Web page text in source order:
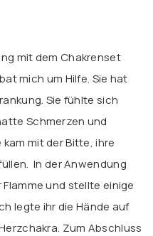
mit dem Chakrenset
mich um Hilfe. Sie hat
Sie fühlte sich
Schmerzen und
kam mit der Bitte, ihre
In der Anwendung
und stellte einige
legte ihr die Hände auf
Zum Abschluss